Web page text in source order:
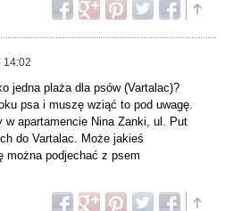
14:02
jedna plaża dla psów (Vartalac)?
psa i muszę wziąć to pod uwagę.
apartamencie Nina Zanki, ul. Put
do Vartalac. Może jakieś
można podjechać z psem